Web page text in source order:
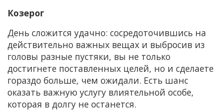
Козерог
День сложится удачно: сосредоточившись на
действительно важных вещах и выбросив из
головы разные пустяки, вы не только
достигнете поставленных целей, но и сделаете
гораздо больше, чем ожидали. Есть шанс
оказать важную услугу влиятельной особе,
которая в долгу не останется.